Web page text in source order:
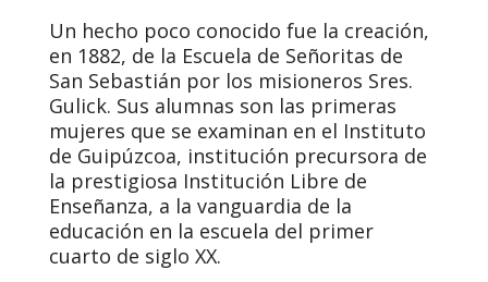
Un hecho poco conocido fue la creación,
en 1882, de la Escuela de Señoritas de
San Sebastián por los misioneros Sres.
Gulick. Sus alumnas son las primeras
mujeres que se examinan en el Instituto
de Guipúzcoa, institución precursora de
la prestigiosa Institución Libre de
Enseñanza, a la vanguardia de la
educación en la escuela del primer
cuarto de siglo XX.